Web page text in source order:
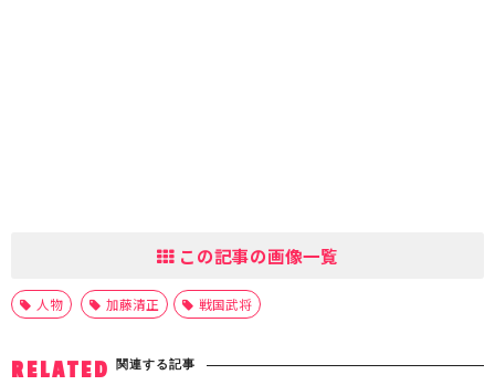
この記事の画像一覧
人物 加藤清正 戦国武将
RELATED 関連する記事